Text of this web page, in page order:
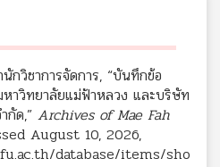
กวิชาการจัดการ, “บันทึกข้อ
าวิทยาลัยแม่ฟ้าหลวง และบริษัท
กัด,” Archives of Mae Fah
August 10, 2026,
database/items/sho